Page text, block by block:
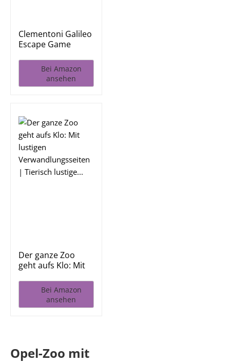
Clementoni Galileo
Escape Game
Bei Amazon
ansehen
Der ganze Zoo
geht aufs Klo: Mit
Bei Amazon
ansehen
Opel-Zoo mit